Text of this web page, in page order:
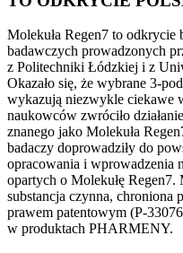
Molekuła Regen7 to odkrycie
badawczych prowadzonych
z Politechniki Łódzkiej i z
Okazało się, że wybrane 3-
wykazują niezwykle ciekawe
naukowców zwróciło
znanego jako Molekuła
badaczy doprowadziły do
opracowania i wprowadzenia
opartych o Molekułę Regen7.
substancja czynna,
prawem patentowym (P-
w produktach PHARMENY.